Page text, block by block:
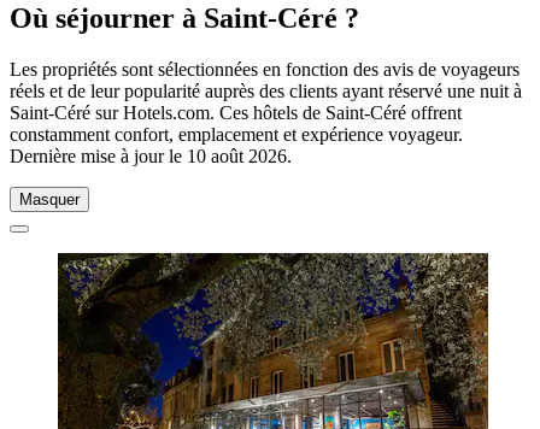
Où séjourner à Saint-Céré ?
Les propriétés sont sélectionnées en fonction des avis de voyageurs
réels et de leur popularité auprès des clients ayant réservé une nuit à
Saint-Céré sur Hotels.com. Ces hôtels de Saint-Céré offrent
constamment confort, emplacement et expérience voyageur.
Dernière mise à jour le 10 août 2026.
Masquer